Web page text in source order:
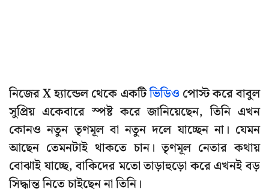
নিজের X হ্যান্ডেল থেকে একটিভিডিওপোস্ট করে বাবুল
সুপ্রিয় একেবারে স্পষ্ট করে জানিয়েছেন, তিনি এখন
কোনও নতুন তৃণমূল বা নতুন দলে যাচ্ছেন না। যেমন
আছেন তেমনটাই থাকতে চান। তৃণমূল নেতার কথায়
বোঝাই যাচ্ছে, বাকিদের মতো তাড়াহুড়ো করে এখনই বড়
সিদ্ধান্ত নিতে চাইছেন না তিনি।